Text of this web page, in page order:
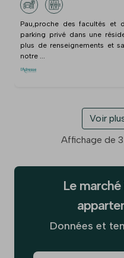
Pau,proche des facultés et
parking privé dans une
plus de renseignements et
notre ...
Voir
Affichage de
Le
Données et